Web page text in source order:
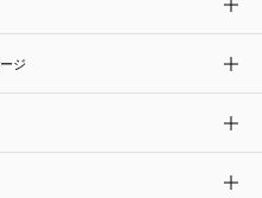
ス
ジ